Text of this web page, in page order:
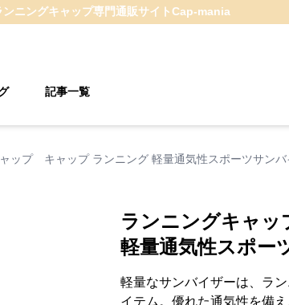
ンニングキャップ専門通販サイトCap-mania
記事一覧
ップ キャップ ランニング 軽量通気性スポーツサンバ
ランニングキャ
軽量通気性スポー
軽量なサンバイザーは、ラ
イテム。優れた通気性を備